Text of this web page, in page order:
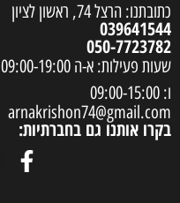
כתובתנו: הרצל 74, ראשון לציון
039641544
050-7723782
שעות פעילות: א-ה 09:00-19:00
ו: 09:00-15:00
arnakrishon74@gmail.com
בקרו אותנו גם בחברתיות: